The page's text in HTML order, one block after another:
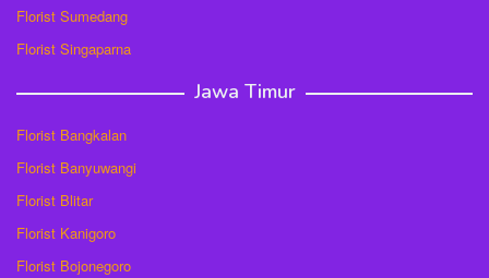
Florist Sumedang
Florist Singaparna
Jawa Timur
Florist Bangkalan
Florist Banyuwangi
Florist Blitar
Florist Kanigoro
Florist Bojonegoro